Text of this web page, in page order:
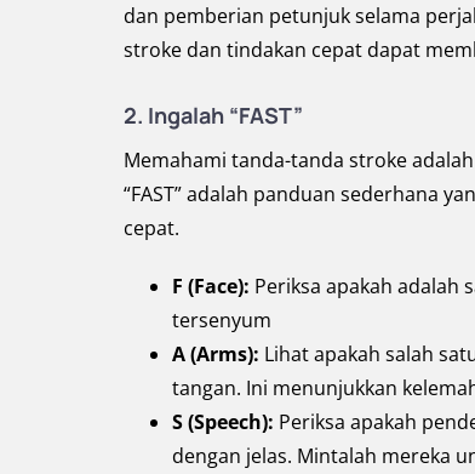
dan pemberian petunjuk selama
stroke dan tindakan cepat dapat
2. Ingalah “FAST”
Memahami tanda-tanda stroke
“FAST” adalah panduan sederhana
cepat.
F (Face): Periksa apakah adalah
tersenyum
A (Arms): Lihat apakah salah
tangan. Ini menunjukkan
S (Speech): Periksa apakah
dengan jelas. Mintalah mereka